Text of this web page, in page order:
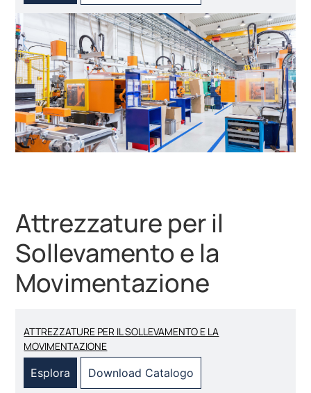
Attrezzature per il
Sollevamento e la
Movimentazione
ATTREZZATURE PER IL SOLLEVAMENTO E LA
MOVIMENTAZIONE
Esplora Download Catalogo